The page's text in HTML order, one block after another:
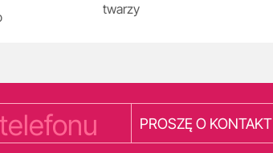
twarzy
PROSZĘ O KONTAKT